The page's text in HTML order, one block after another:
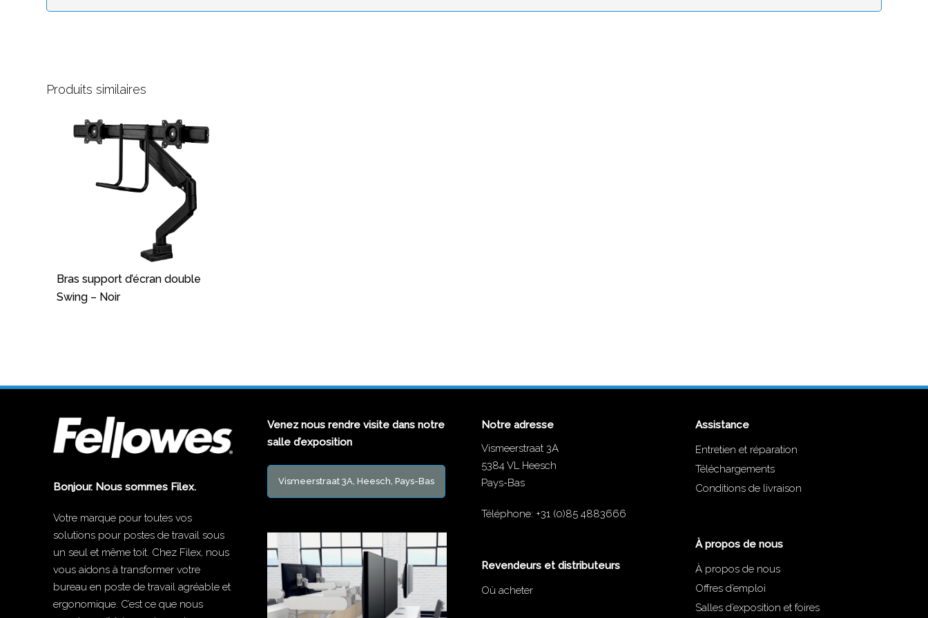
Produits similaires
Bras support d’écran double
Swing – Noir
Bonjour. Nous sommes Filex.
Votre marque pour toutes vos
solutions pour postes de travail sous
un seul et même toit. Chez Filex, nous
vous aidons à transformer votre
bureau en poste de travail agréable et
ergonomique. C’est ce que nous
Venez nous rendre visite dans notre
salle d’exposition
Vismeerstraat 3A, Heesch, Pays-Bas
Notre adresse
Vismeerstraat 3A
5384 VL Heesch
Pays-Bas
Téléphone: +31 (0)85 4883666
Revendeurs et distributeurs
Où acheter
Assistance
Entretien et réparation
Téléchargements
Conditions de livraison
À propos de nous
À propos de nous
Offres d’emploi
Salles d’exposition et foires